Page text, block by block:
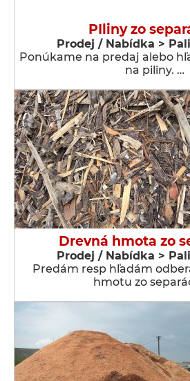
PIliny zo
Prodej / Nabídka >
Ponúkame na predaj alebo
na piliny. …
Drevná hmota zo
Prodej / Nabídka >
Predám resp hľadám
hmotu zo